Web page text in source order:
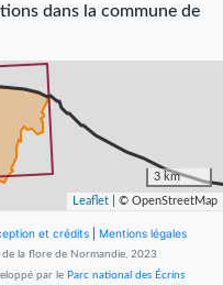
rustique
Linnaeus, 1758
en2023
arbres
Linnaeus, 1758
élégant
dans la commune de
3 km
Leaflet | © OpenStreetMap
et crédits Mentions légales
la flore de Normandie, 2023
par le Parc national des Écrins